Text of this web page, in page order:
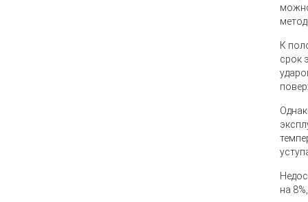
К
срок
на